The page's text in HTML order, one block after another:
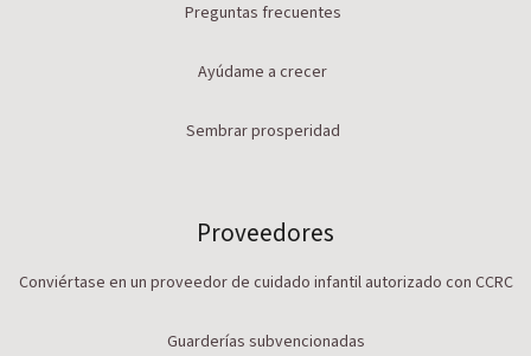
Preguntas frecuentes
Ayúdame a crecer
Sembrar prosperidad
Proveedores
Conviértase en un proveedor de cuidado infantil autorizado con CCRC
Guarderías subvencionadas